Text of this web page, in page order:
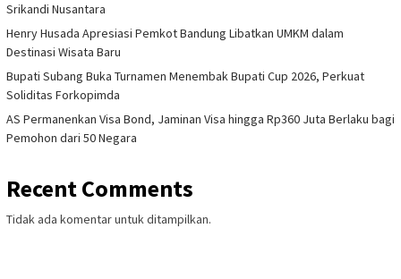
Srikandi Nusantara
Henry Husada Apresiasi Pemkot Bandung Libatkan UMKM dalam
Destinasi Wisata Baru
Bupati Subang Buka Turnamen Menembak Bupati Cup 2026, Perkuat
Soliditas Forkopimda
AS Permanenkan Visa Bond, Jaminan Visa hingga Rp360 Juta Berlaku bagi
Pemohon dari 50 Negara
Recent Comments
Tidak ada komentar untuk ditampilkan.